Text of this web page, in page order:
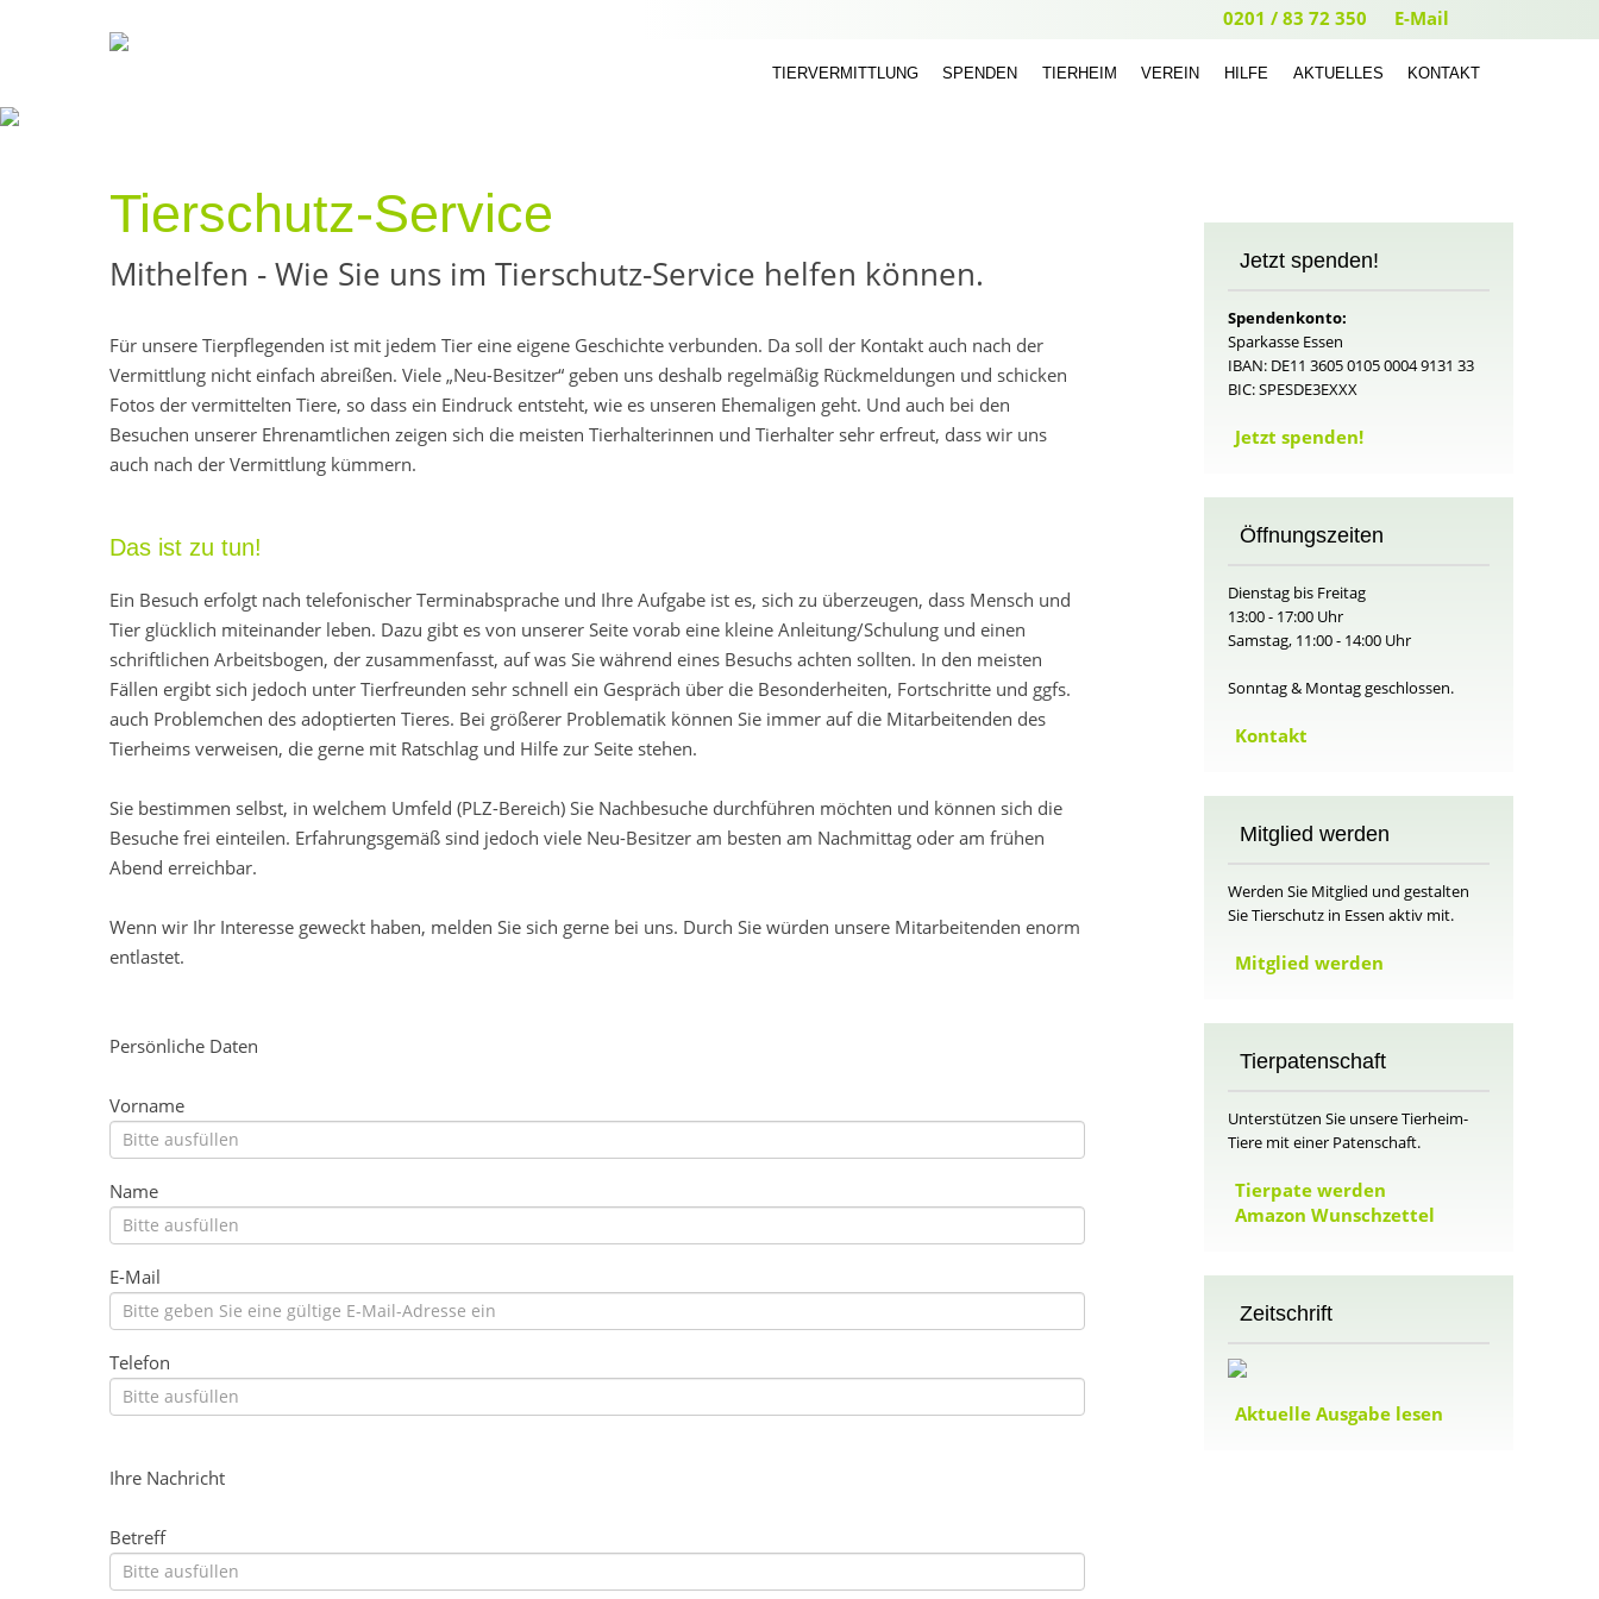
0201 / 83 72 350 E-Mail
TIERVERMITTLUNG SPENDEN TIERHEIM VEREIN HILFE AKTUELLES KONTAKT
Tierschutz-Service
Mithelfen - Wie Sie uns im Tierschutz-Service helfen können.
Für unsere Tierpflegenden ist mit jedem Tier eine eigene Geschichte verbunden. Da soll der Kontakt auch nach der
Vermittlung nicht einfach abreißen. Viele „Neu-Besitzer“ geben uns deshalb regelmäßig Rückmeldungen und schicken
Fotos der vermittelten Tiere, so dass ein Eindruck entsteht, wie es unseren Ehemaligen geht. Und auch bei den
Besuchen unserer Ehrenamtlichen zeigen sich die meisten Tierhalterinnen und Tierhalter sehr erfreut, dass wir uns
auch nach der Vermittlung kümmern.
Das ist zu tun!
Ein Besuch erfolgt nach telefonischer Terminabsprache und Ihre Aufgabe ist es, sich zu überzeugen, dass Mensch und
Tier glücklich miteinander leben. Dazu gibt es von unserer Seite vorab eine kleine Anleitung/Schulung und einen
schriftlichen Arbeitsbogen, der zusammenfasst, auf was Sie während eines Besuchs achten sollten. In den meisten
Fällen ergibt sich jedoch unter Tierfreunden sehr schnell ein Gespräch über die Besonderheiten, Fortschritte und ggfs.
auch Problemchen des adoptierten Tieres. Bei größerer Problematik können Sie immer auf die Mitarbeitenden des
Tierheims verweisen, die gerne mit Ratschlag und Hilfe zur Seite stehen.
Sie bestimmen selbst, in welchem Umfeld (PLZ-Bereich) Sie Nachbesuche durchführen möchten und können sich die
Besuche frei einteilen. Erfahrungsgemäß sind jedoch viele Neu-Besitzer am besten am Nachmittag oder am frühen
Abend erreichbar.
Wenn wir Ihr Interesse geweckt haben, melden Sie sich gerne bei uns. Durch Sie würden unsere Mitarbeitenden enorm
entlastet.
Persönliche Daten
Vorname
Name
E-Mail
Telefon
Ihre Nachricht
Betreff
Jetzt spenden!
Spendenkonto:
Sparkasse Essen
IBAN: DE11 3605 0105 0004 9131 33
BIC: SPESDE3EXXX
Jetzt spenden!
Öffnungszeiten
Dienstag bis Freitag
13:00 - 17:00 Uhr
Samstag, 11:00 - 14:00 Uhr
Sonntag & Montag geschlossen.
Kontakt
Mitglied werden
Werden Sie Mitglied und gestalten
Sie Tierschutz in Essen aktiv mit.
Mitglied werden
Tierpatenschaft
Unterstützen Sie unsere Tierheim-
Tiere mit einer Patenschaft.
Tierpate werden
Amazon Wunschzettel
Zeitschrift
Aktuelle Ausgabe lesen